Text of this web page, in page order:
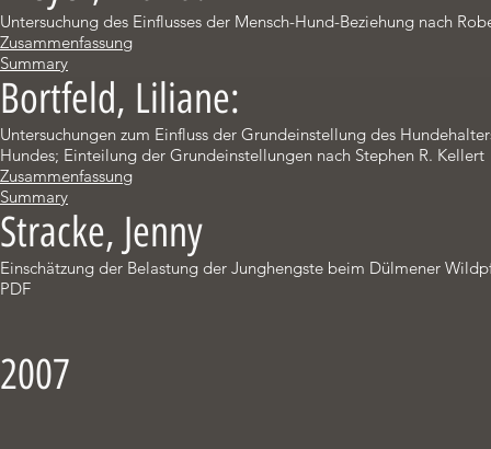
Untersuchung des Einflusses der Mensch-Hund-Beziehung nach
Zusammenfassung
Summary
Bortfeld, Liliane:
Untersuchungen zum Einfluss der Grundeinstellung des
Hundes; Einteilung der Grundeinstellungen nach Stephen R. Kellert
Zusammenfassung
Summary
Stracke, Jenny
Einschätzung der Belastung der Junghengste beim Dülmener
PDF
2007